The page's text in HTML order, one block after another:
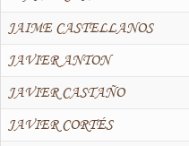
JAIME CASTELLANOS
JAVIER ANTON
JAVIER CASTAÑO
JAVIER CORTÉS